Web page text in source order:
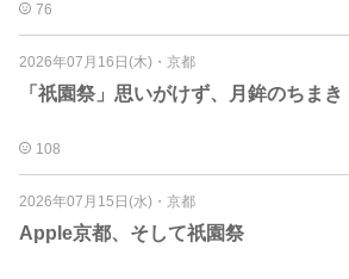
76
2026年07月16日(木) ・ 京都
「祇園祭」思いがけず、月鉾のちまき
108
2026年07月15日(水) ・ 京都
Apple京都、そして祇園祭